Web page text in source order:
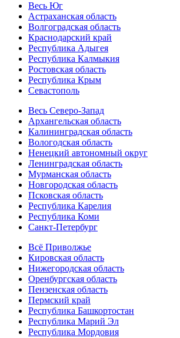
Весь Юг
Астраханская область
Волгоградская область
Краснодарский край
Республика Адыгея
Республика Калмыкия
Ростовская область
Республика Крым
Севастополь
Весь Северо-Запад
Архангельская область
Калининградская область
Вологодская область
Ненецкий автономный округ
Ленинградская область
Мурманская область
Новгородская область
Псковская область
Республика Карелия
Республика Коми
Санкт-Петербург
Всё Приволжье
Кировская область
Нижегородская область
Оренбургская область
Пензенская область
Пермский край
Республика Башкортостан
Республика Марий Эл
Республика Мордовия